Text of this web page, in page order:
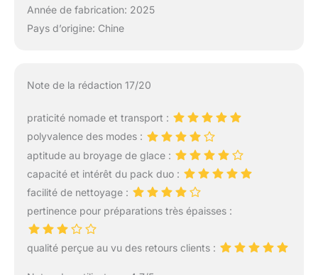
Année de fabrication: 2025
Pays d’origine: Chine
Note de la rédaction 17/20
praticité nomade et transport :
polyvalence des modes :
aptitude au broyage de glace :
capacité et intérêt du pack duo :
facilité de nettoyage :
pertinence pour préparations très épaisses :
qualité perçue au vu des retours clients :